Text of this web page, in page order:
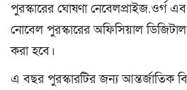
পুরস্কারের ঘোষণা নেবেলপ্রাইজ.ওর্গ
নোবেল পুরস্কারের অফিসিয়াল ডিজিটাল
করা হবে।
এ বছর পুরস্কারটির জন্য আন্তর্জাতিক